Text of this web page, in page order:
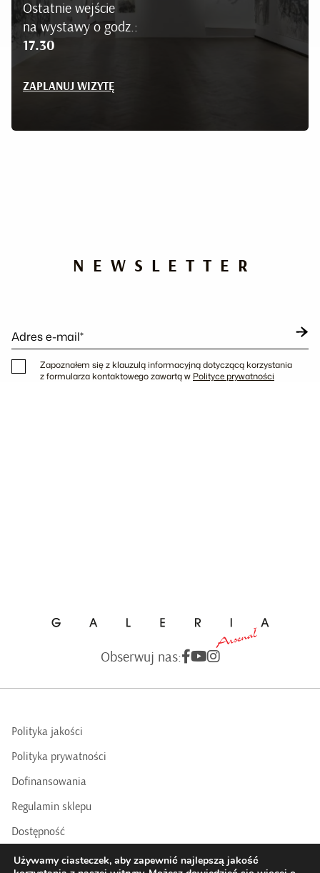
Ostatnie wejście
na wystawy o godz.:
17.30
ZAPLANUJ WIZYTĘ
NEWSLETTER
Adres e-mail*
Zapoznałem się z klauzulą informacyjną dotyczącą korzystania
z formularza kontaktowego zawartą w Polityce prywatności
Obserwuj nas:
Polityka jakości
Polityka prywatności
Dofinansowania
Regulamin sklepu
Dostępność
BIP
Używamy ciasteczek, aby zapewnić najlepszą jakość